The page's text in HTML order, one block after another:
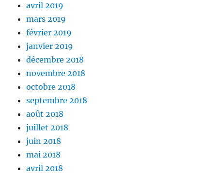
avril 2019
mars 2019
février 2019
janvier 2019
décembre 2018
novembre 2018
octobre 2018
septembre 2018
août 2018
juillet 2018
juin 2018
mai 2018
avril 2018